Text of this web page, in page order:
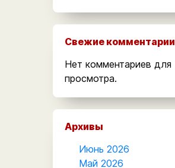
Свежие комментарии
Нет комментариев для
просмотра.
Архивы
Июнь 2026
Май 2026